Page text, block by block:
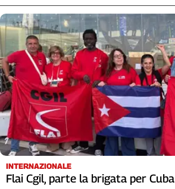
Newsletter
Social
INTERNAZIONALE
Flai Cgil, parte la brigata per Cuba